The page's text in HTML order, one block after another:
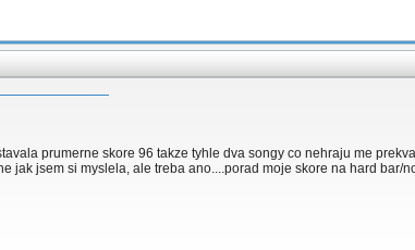
prumerne skore 96 takze tyhle dva songy co nehraju me
jsem si myslela, ale treba ano....porad moje skore na hard bar/